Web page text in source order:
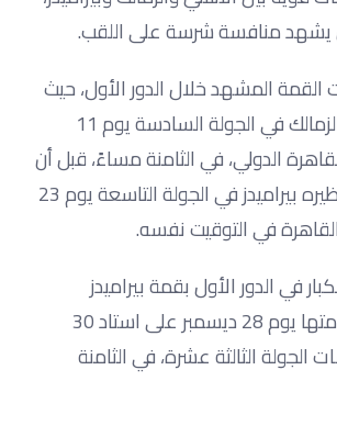
يشهد منافسة شرسة على اللقب.
القمة المشهد خلال الدور الأول، حيث
يلتقي الأهلي مع الزمالك في الجولة السادسة يوم 11
الدولي، في الثامنة مساءً، قبل أن
يستضيف الأهلي نظيره بيراميدز في الجولة التاسعة يوم 23
في التوقيت نفسه.
في الدور الأول بقمة بيراميدز
والزمالك، المقرر إقامتها يوم 28 ديسمبر على استاد 30
الثالثة عشرة، في الثامنة